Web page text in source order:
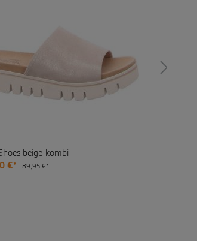
beige-kombi
€* 89,95 €*